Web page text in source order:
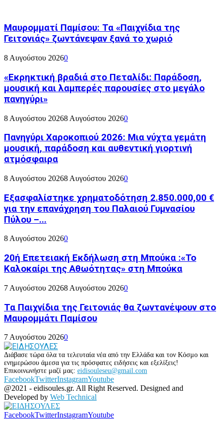
Μαυρομματί Παμίσου: Τα «Παιχνίδια της
Γειτονιάς» ζωντάνεψαν ξανά το χωριό
8 Αυγούστου 20260
«Εκρηκτική βραδιά στο Πεταλίδι: Παράδοση,
μουσική και λαμπερές παρουσίες στο μεγάλο
πανηγύρι»
8 Αυγούστου 20268 Αυγούστου 20260
Πανηγύρι Χαροκοπιού 2026: Μια νύχτα γεμάτη
μουσική, παράδοση και αυθεντική γιορτινή
ατμόσφαιρα
8 Αυγούστου 20268 Αυγούστου 20260
Εξασφαλίστηκε χρηματοδότηση 2.850.000,00 €
για την επανάχρηση του Παλαιού Γυμνασίου
Πύλου –...
8 Αυγούστου 20260
20ή Επετειακή Εκδήλωση στη Μπούκα :«Το
Καλοκαίρι της Αθωότητας» στη Μπούκα
7 Αυγούστου 20268 Αυγούστου 20260
Τα Παιχνίδια της Γειτονιάς θα ζωντανέψουν στο
Μαυρομμάτι Παμίσου
7 Αυγούστου 20260
Διάβασε τώρα όλα τα τελευταία νέα από την Ελλάδα και τον Κόσμο και
ενημερώσου άμεσα για τις πρόσφατες ειδήσεις και εξελίξεις!
Επικοινωνήστε μαζί μας: eidisouleseu@gmail.com
FacebookTwitterInstagramYoutube
@2021 - eidisoules.gr. All Right Reserved. Designed and
Developed by Web Technical
FacebookTwitterInstagramYoutube